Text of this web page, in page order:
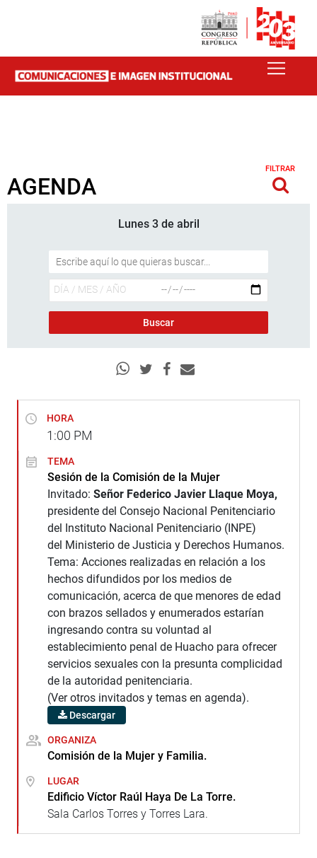
AGENDA
FILTRAR
Lunes 3 de abril
HORA
1:00 PM
TEMA
Sesión de la Comisión de la Mujer
Invitado: Señor Federico Javier Llaque Moya,
presidente del Consejo Nacional Penitenciario
del Instituto Nacional Penitenciario (INPE)
del Ministerio de Justicia y Derechos Humanos.
Tema: Acciones realizadas en relación a los
hechos difundidos por los medios de
comunicación, acerca de que menores de edad
con brazos sellados y enumerados estarían
ingresando contra su voluntad al
establecimiento penal de Huacho para ofrecer
servicios sexuales con la presunta complicidad
de la autoridad penitenciaria.
(Ver otros invitados y temas en agenda).
Descargar
ORGANIZA
Comisión de la Mujer y Familia.
LUGAR
Edificio Víctor Raúl Haya De La Torre.
Sala Carlos Torres y Torres Lara.